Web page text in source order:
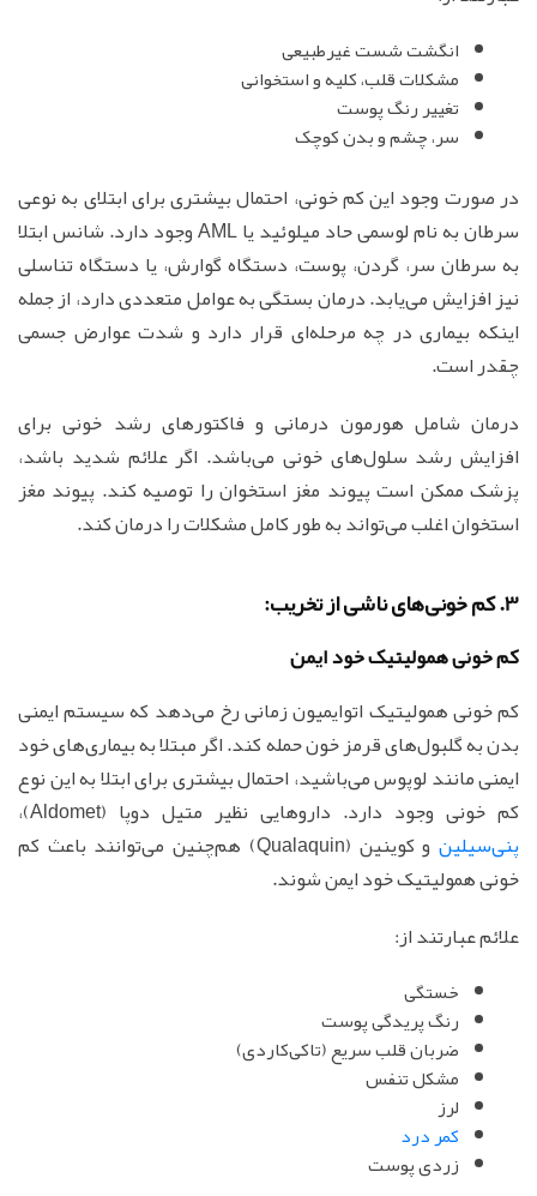
انگشت شست غیرطبیعی
مشکلات قلب، کلیه و استخوانی
تغییر رنگ پوست
سر، چشم و بدن کوچک
در صورت وجود این کم خونی، احتمال بیشتری برای ابتلای به نوعی
سرطان به نام لوسمی حاد میلوئید یا AML وجود دارد. شانس ابتلا
به سرطان سر، گردن، پوست، دستگاه گوارش، یا دستگاه تناسلی
نیز افزایش می‌یابد. درمان بستگی به عوامل متعددی دارد، از جمله
اینکه بیماری در چه مرحله‌ای قرار دارد و شدت عوارض جسمی
چقدر است.
درمان شامل هورمون درمانی و فاکتورهای رشد خونی برای
افزایش رشد سلول‌های خونی می‌باشد. اگر علائم شدید باشد،
پزشک ممکن است پیوند مغز استخوان را توصیه کند. پیوند مغز
استخوان اغلب می‌تواند به طور کامل مشکلات را درمان کند.
3. کم خونی‌های ناشی از تخریب:
کم خونی همولیتیک خود ایمن
کم خونی همولیتیک اتوایمیون زمانی رخ می‌دهد که سیستم ایمنی
بدن به گلبول‌های قرمز خون حمله کند. اگر مبتلا به بیماری‌های خود
ایمنی مانند لوپوس می‌باشید، احتمال بیشتری برای ابتلا به این نوع
کم خونی وجود دارد. داروهایی نظیر متیل دوپا (Aldomet)،
پنی‌سیلین
و کوینین (Qualaquin) هم‌چنین می‌توانند باعث کم
خونی همولیتیک خود ایمن شوند.
علائم عبارتند از:
خستگی
رنگ پریدگی پوست
ضربان قلب سریع (تاکی‌کاردی)
مشکل تنفس
لرز
کمر درد
زردی پوست